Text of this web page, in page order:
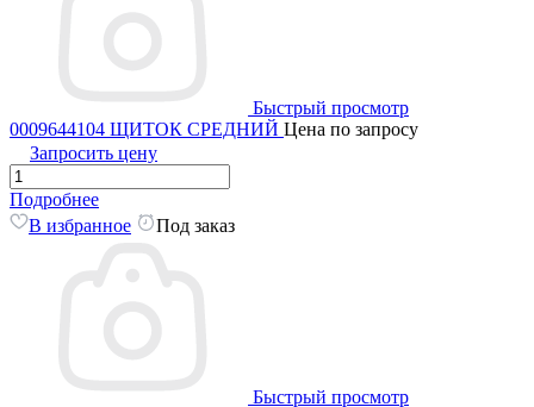
Быстрый просмотр
0009644104 ЩИТОК СРЕДНИЙ Цена по запросу
Запросить цену
Подробнее
В избранное
Под заказ
Быстрый просмотр